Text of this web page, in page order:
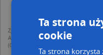
Zgodnie z Rozporządzeniem PE i
Administratorem (RODO),
(Operator) z siedzibą w Warszawie
Ta strona
cookie
Ta strona